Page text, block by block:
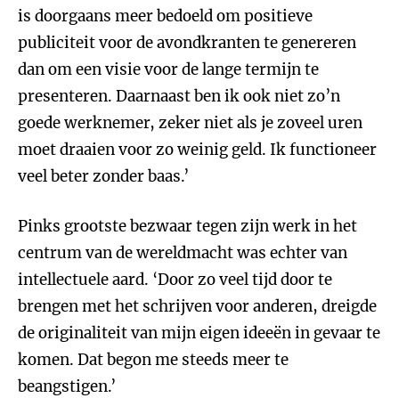
is doorgaans meer bedoeld om positieve
publiciteit voor de avondkranten te genereren
dan om een visie voor de lange termijn te
presenteren. Daarnaast ben ik ook niet zo’n
goede werknemer, zeker niet als je zoveel uren
moet draaien voor zo weinig geld. Ik functioneer
veel beter zonder baas.’
Pinks grootste bezwaar tegen zijn werk in het
centrum van de wereldmacht was echter van
intellectuele aard. ‘Door zo veel tijd door te
brengen met het schrijven voor anderen, dreigde
de originaliteit van mijn eigen ideeën in gevaar te
komen. Dat begon me steeds meer te
beangstigen.’